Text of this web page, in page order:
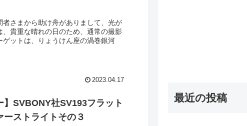
さまから助け舟がありまして、光が
、貴重な晴れの日のため、通常の撮影
ットは、りょうけん座の渦巻銀河
2023.04.17
】SVBONY社SV193フラット
ストライトその３
最近の投稿